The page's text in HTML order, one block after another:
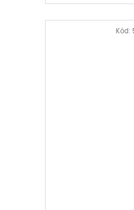
Kód: